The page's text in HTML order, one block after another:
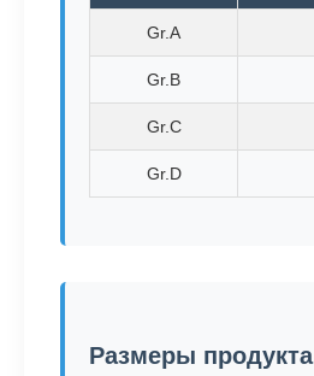
Gr.A
Gr.B
Gr.C
Gr.D
Размеры продукта